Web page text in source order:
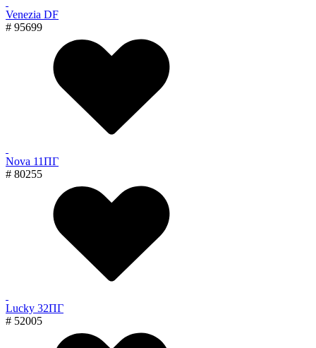
Venezia DF
# 95699
Nova 11ПГ
# 80255
Lucky 32ПГ
# 52005